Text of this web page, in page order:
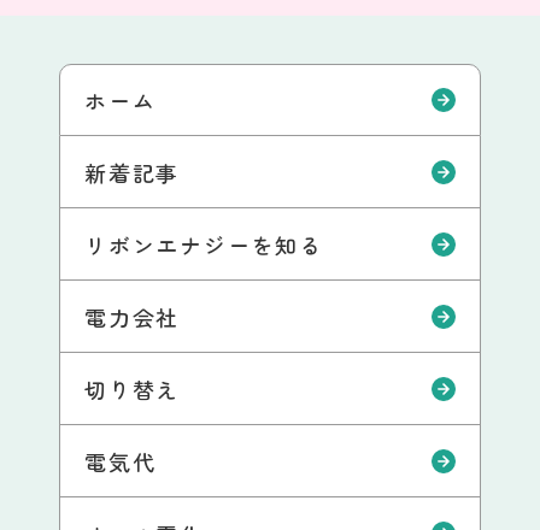
ホーム
新着記事
リボンエナジーを知る
電力会社
切り替え
電気代